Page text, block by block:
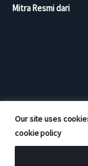
Our site uses
cookie policy
Mitra Resmi dari
Copyright © 2026